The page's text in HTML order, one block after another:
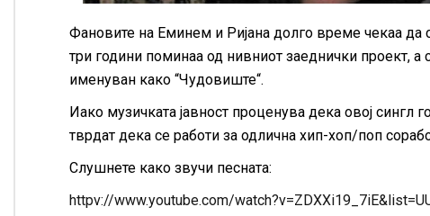
Фановите на Еминем и Ријана долго време чекаа да
три години поминаа од нивниот заеднички проект,
именуван како “Чудовиште“.
Иако музичката јавност проценува дека овој сингл
тврдат дека се работи за одлична хип-хоп/поп
Слушнете како звучи песната:
httpv://www.youtube.com/